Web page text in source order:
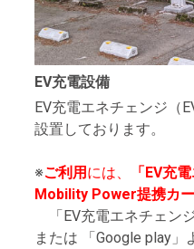
EV充電設備
EV充電エネチェンジ（
設置しております。
※ご利用 には、 「EV充
Mobility Power提携カー
「EV充電エネチェン
または 「Google play」